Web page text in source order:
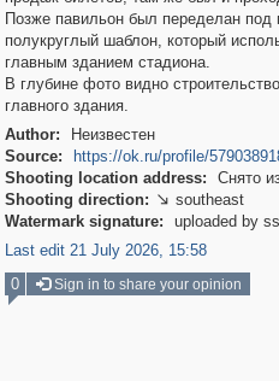
Позже павильон был переделан под
полукруглый шаблон, который
главным зданием стадиона.
В глубине фото видно
главного здания.
Author:
Неизвестен
Source:
https://ok.ru/profile/
Shooting location address:
Снято
Shooting direction:  southeast
Watermark signature:
uploaded by
Last edit 21 July 2026, 15:58
0
Sign in to share your opinion